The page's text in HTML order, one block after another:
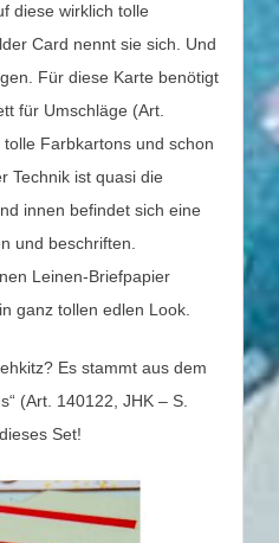
diese wirklich tolle
Card nennt sie sich. Und
Für diese Karte benötigt
für Umschläge (Art.
Farbkartons und schon
Technik ist quasi die
innen befindet sich eine
und beschriften.
Leinen-Briefpapier
ganz tollen edlen Look.
Es stammt aus dem
(Art. 140122, JHK – S.
Set!